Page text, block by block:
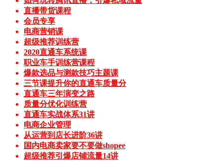
直播带货课程
会员专享
电商营销课
超级推荐训练营
2020直通车系统课
职业车手训练营课程
爆款选品与测款技巧主题课
三节课提升你的直通车质量分
直通车三年演变之路
质量分优化训练营
直通车实战体系31讲
电商企业管理
从运营到店长进阶36讲
国内电商卖家要不要做shopee
超级推荐引爆店铺流量14讲